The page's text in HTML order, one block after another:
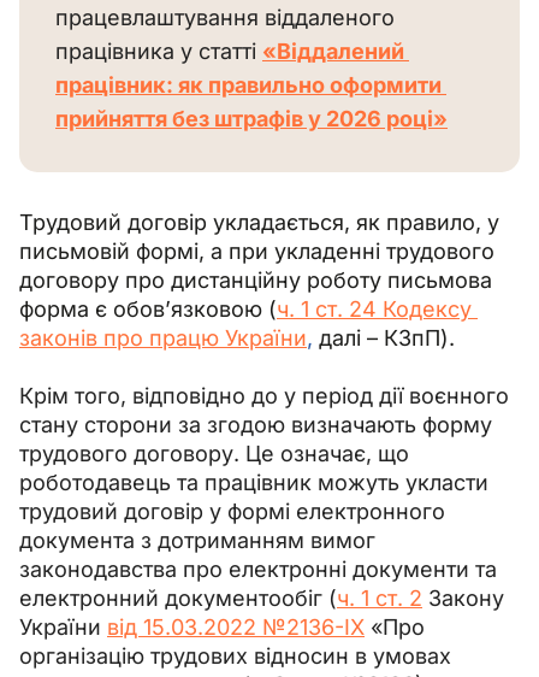
працевлаштування віддаленого
працівника у статті «Віддалений
працівник: як правильно оформити
прийняття без штрафів у 2026 році»
Трудовий договір укладається, як правило, у
письмовій формі, а при укладенні трудового
договору про дистанційну роботу письмова
форма є обов’язковою (ч. 1 ст. 24 Кодексу
законів про працю України, далі – КЗпП).
Крім того, відповідно до у період дії воєнного
стану сторони за згодою визначають форму
трудового договору. Це означає, що
роботодавець та працівник можуть укласти
трудовий договір у формі електронного
документа з дотриманням вимог
законодавства про електронні документи та
електронний документообіг (ч. 1 ст. 2 Закону
України від 15.03.2022 №2136-IX «Про
організацію трудових відносин в умовах